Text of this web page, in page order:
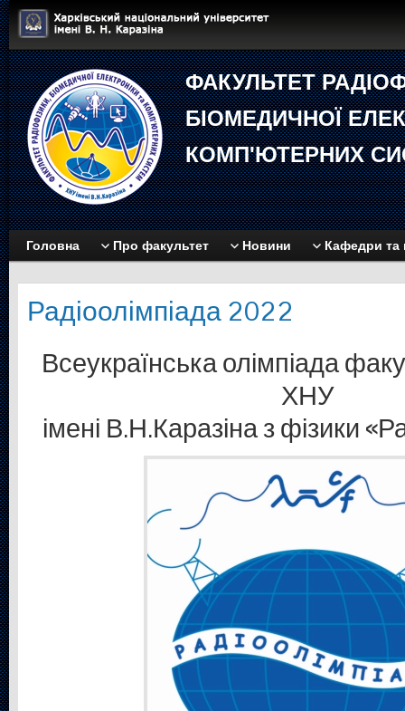
ФАКУЛЬТЕТ
БIОМЕДИЧНОЇ
КОМП'ЮТЕРНИХ
Головна Про факультет Новини Кафедри та
Радіоолімпіада 2022
Всеукраїнська олімпіада
ХНУ
імені В.Н.Каразіна з фізики